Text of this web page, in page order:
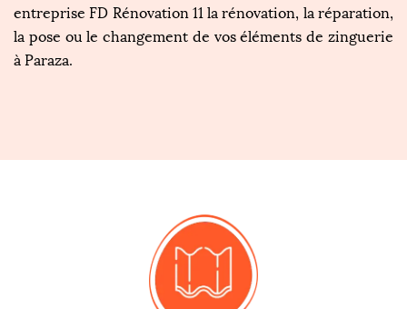
entreprise FD Rénovation 11 la rénovation, la réparation,
la pose ou le changement de vos éléments de zinguerie
à Paraza.